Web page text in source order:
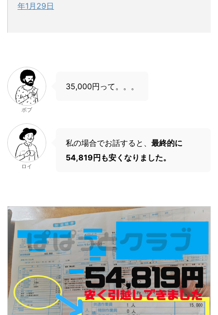
年1月29日
ボブ
35,000円って。。。
ロイ
私の場合でお話すると、 最終的に
54,819円も安くなりました。